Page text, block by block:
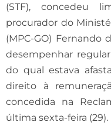
(STF), concedeu
procurador do
(MPC-GO) Fernando
desempenhar
do qual estava
direito à
concedida na
última sexta-feira (29).